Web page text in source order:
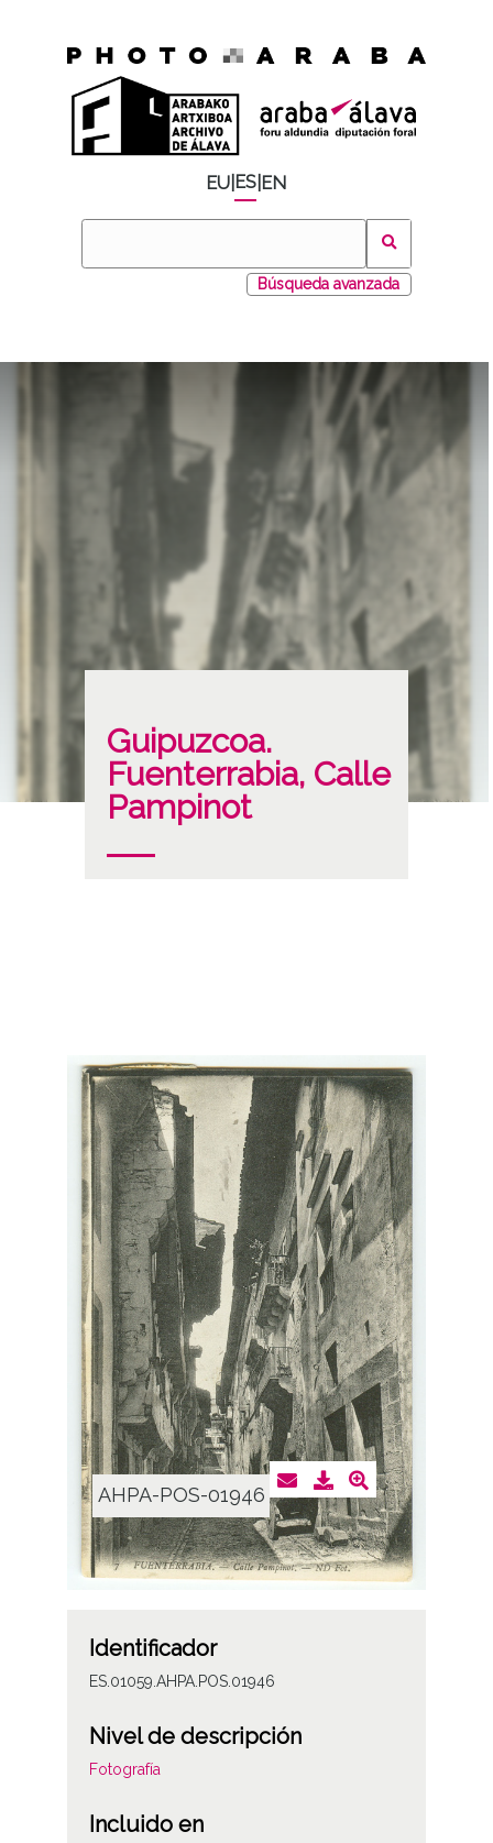
EU ES EN
Búsqueda avanzada
Guipuzcoa.
Fuenterrabia, Calle
Pampinot
AHPA-POS-01946
Identificador
ES.01059.AHPA.POS.01946
Nivel de descripción
Fotografía
Incluido en